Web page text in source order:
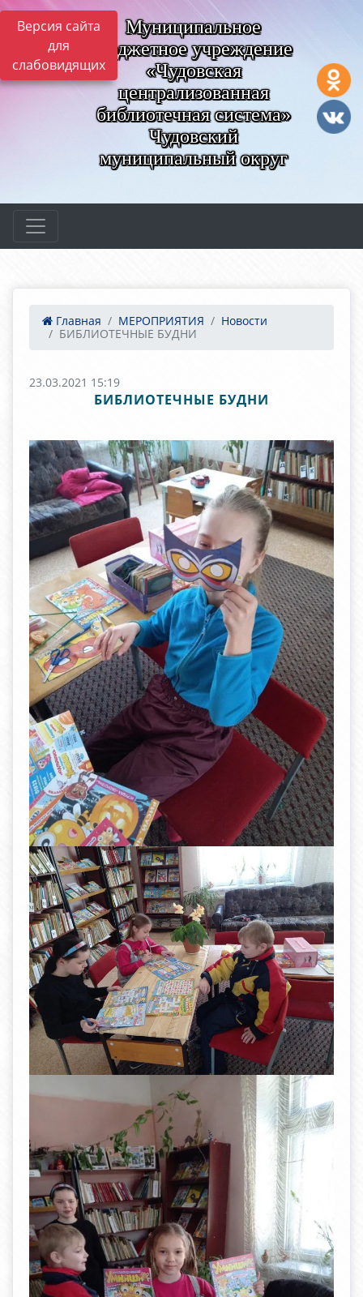
Версия сайта
для
слабовидящих
Муниципальное
бюджетное учреждение
«Чудовская
централизованная
библиотечная система»
Чудовский
муниципальный округ
Главная МЕРОПРИЯТИЯ
Новости
БИБЛИОТЕЧНЫЕ БУДНИ
23.03.2021 15:19
БИБЛИОТЕЧНЫЕ БУДНИ